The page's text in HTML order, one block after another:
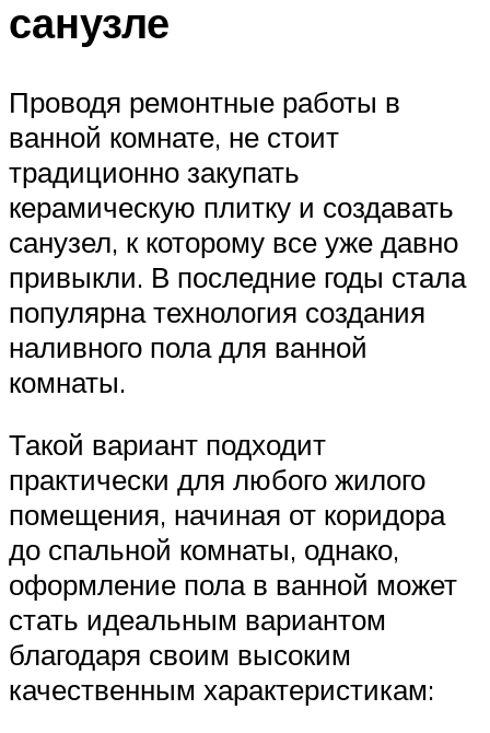
санузле
Проводя ремонтные работы в
ванной комнате, не стоит
традиционно закупать
керамическую плитку и создавать
санузел, к которому все уже давно
привыкли. В последние годы стала
популярна технология создания
наливного пола для ванной
комнаты.
Такой вариант подходит
практически для любого жилого
помещения, начиная от коридора
до спальной комнаты, однако,
оформление пола в ванной может
стать идеальным вариантом
благодаря своим высоким
качественным характеристикам: